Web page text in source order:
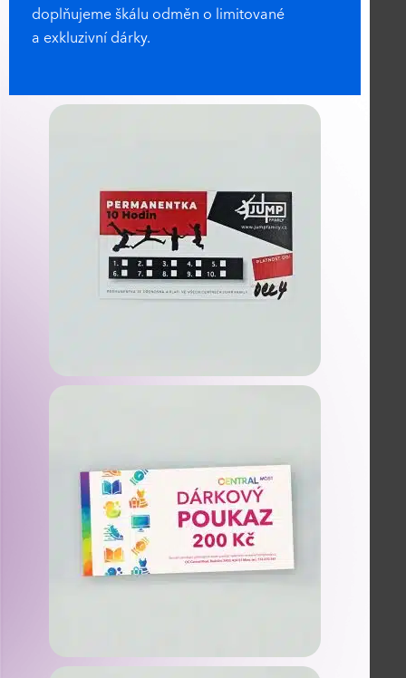
doplňujeme škálu odměn o limitované
a exkluzivní dárky.